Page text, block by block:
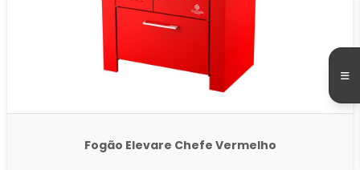
Fogão Elevare Chefe Vermelho